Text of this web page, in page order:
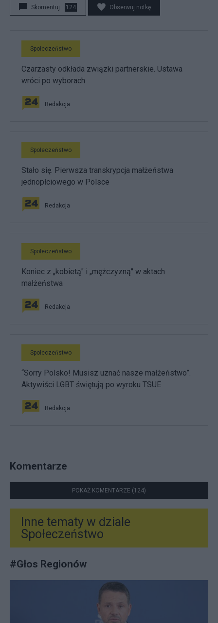
Skomentuj 124 Obserwuj notkę
Społeczeństwo
Czarzasty odkłada związki partnerskie. Ustawa
wróci po wyborach
Redakcja
Społeczeństwo
Stało się. Pierwsza transkrypcja małżeństwa
jednopłciowego w Polsce
Redakcja
Społeczeństwo
Koniec z „kobietą" i „mężczyzną" w aktach
małżeństwa
Redakcja
Społeczeństwo
“Sorry Polsko! Musisz uznać nasze małżeństwo”.
Aktywiści LGBT świętują po wyroku TSUE
Redakcja
Komentarze
POKAŻ KOMENTARZE (124)
Inne tematy w dziale
Społeczeństwo
#Głos Regionów